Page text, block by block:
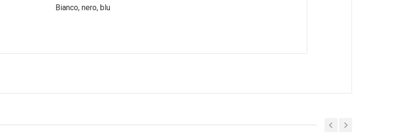
Bianco, nero, blu